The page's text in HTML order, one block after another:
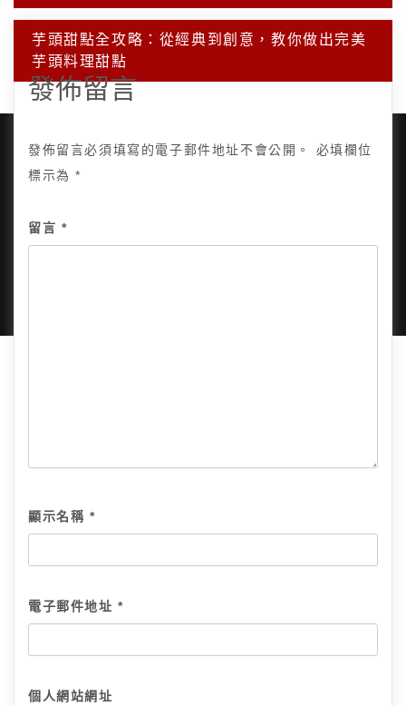
覽
芋頭甜點全攻略：從經典到創意，教你做出完美
芋頭料理甜點
發佈留言
發佈留言必須填寫的電子郵件地址不會公開。
必填欄位
標示為*
留言 *
顯示名稱 *
電子郵件地址*
個人網站網址